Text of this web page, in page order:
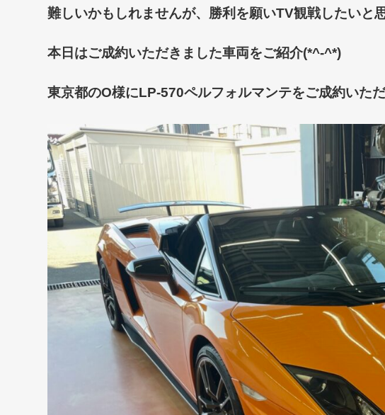
難しいかもしれませんが、勝利を願いTV観戦したいと
本日はご成約いただきました車両をご紹介(*^-^*)
東京都のO様にLP-570ペルフォルマンテをご成約いた